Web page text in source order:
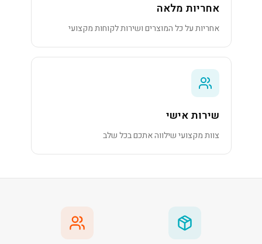
אחריות מלאה
אחריות על כל המוצרים ושירות לקוחות מקצועי
שירות אישי
צוות מקצועי שילווה אתכם בכל שלב